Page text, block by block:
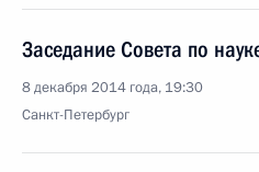
Заседание Совета по
8 декабря 2014 года, 19:30
Санкт-Петербург